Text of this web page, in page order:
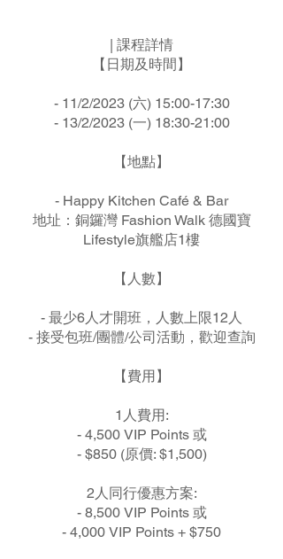
| 課程詳情
【日期及時間】
- 11/2/2023 (六) 15:00-17:30
- 13/2/2023 (一) 18:30-21:00
【地點】
- Happy Kitchen Café & Bar
地址：銅鑼灣 Fashion Walk 德國寶
Lifestyle旗艦店1樓
【人數】
- 最少6人才開班，人數上限12人
- 接受包班/團體/公司活動，歡迎查詢
【費用】
1人費用:
- 4,500 VIP Points 或
- $850 (原價: $1,500)
2人同行優惠方案:
- 8,500 VIP Points 或
- 4,000 VIP Points + $750